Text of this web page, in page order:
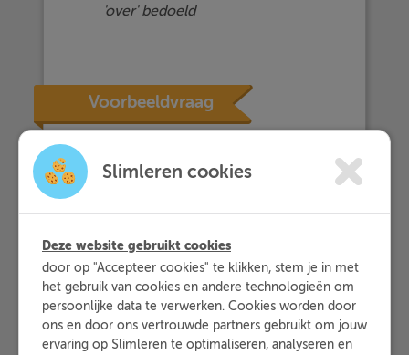
'over' bedoeld
Voorbeeldvraag
Vul hetjuiste voorzetselin in de zin.
school!
3. We always play tennis ..... Thurdays.
4. Don't worry too much ..... it Steve. I am
sure he will be here ..... (rond) three
o'clock.
Slimleren cookies
Deze website gebruikt cookies
door op "Accepteer cookies" te klikken, stem je in met
het gebruik van cookies en andere technologieën om
persoonlijke data te verwerken. Cookies worden door
ons en door ons vertrouwde partners gebruikt om jouw
ervaring op Slimleren te optimaliseren, analyseren en